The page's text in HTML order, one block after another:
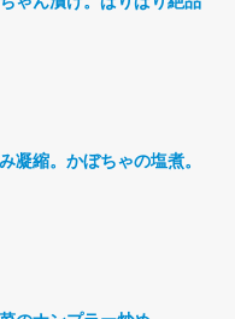
凝縮。かぼちゃの塩煮。